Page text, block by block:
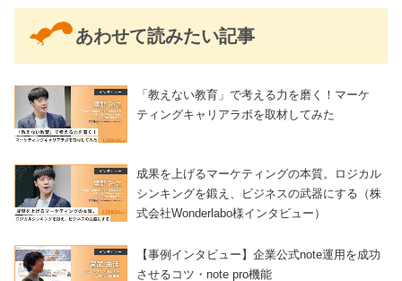
あわせて読みたい記事
「教えない教育」で考える力を磨く！マーケ
ティングキャリアラボを取材してみた
成果を上げるマーケティングの本質。ロジカル
シンキングを鍛え、ビジネスの武器にする（株
式会社Wonderlabo様インタビュー）
【事例インタビュー】企業公式note運用を成功
させるコツ・note pro機能